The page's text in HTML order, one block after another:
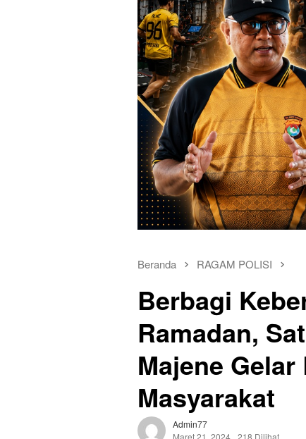
Beranda RAGAM POLISI
Berbagi
Ramadan,
Majene
Masyarakat
Admin77
Maret 21, 2024 218 Dilihat